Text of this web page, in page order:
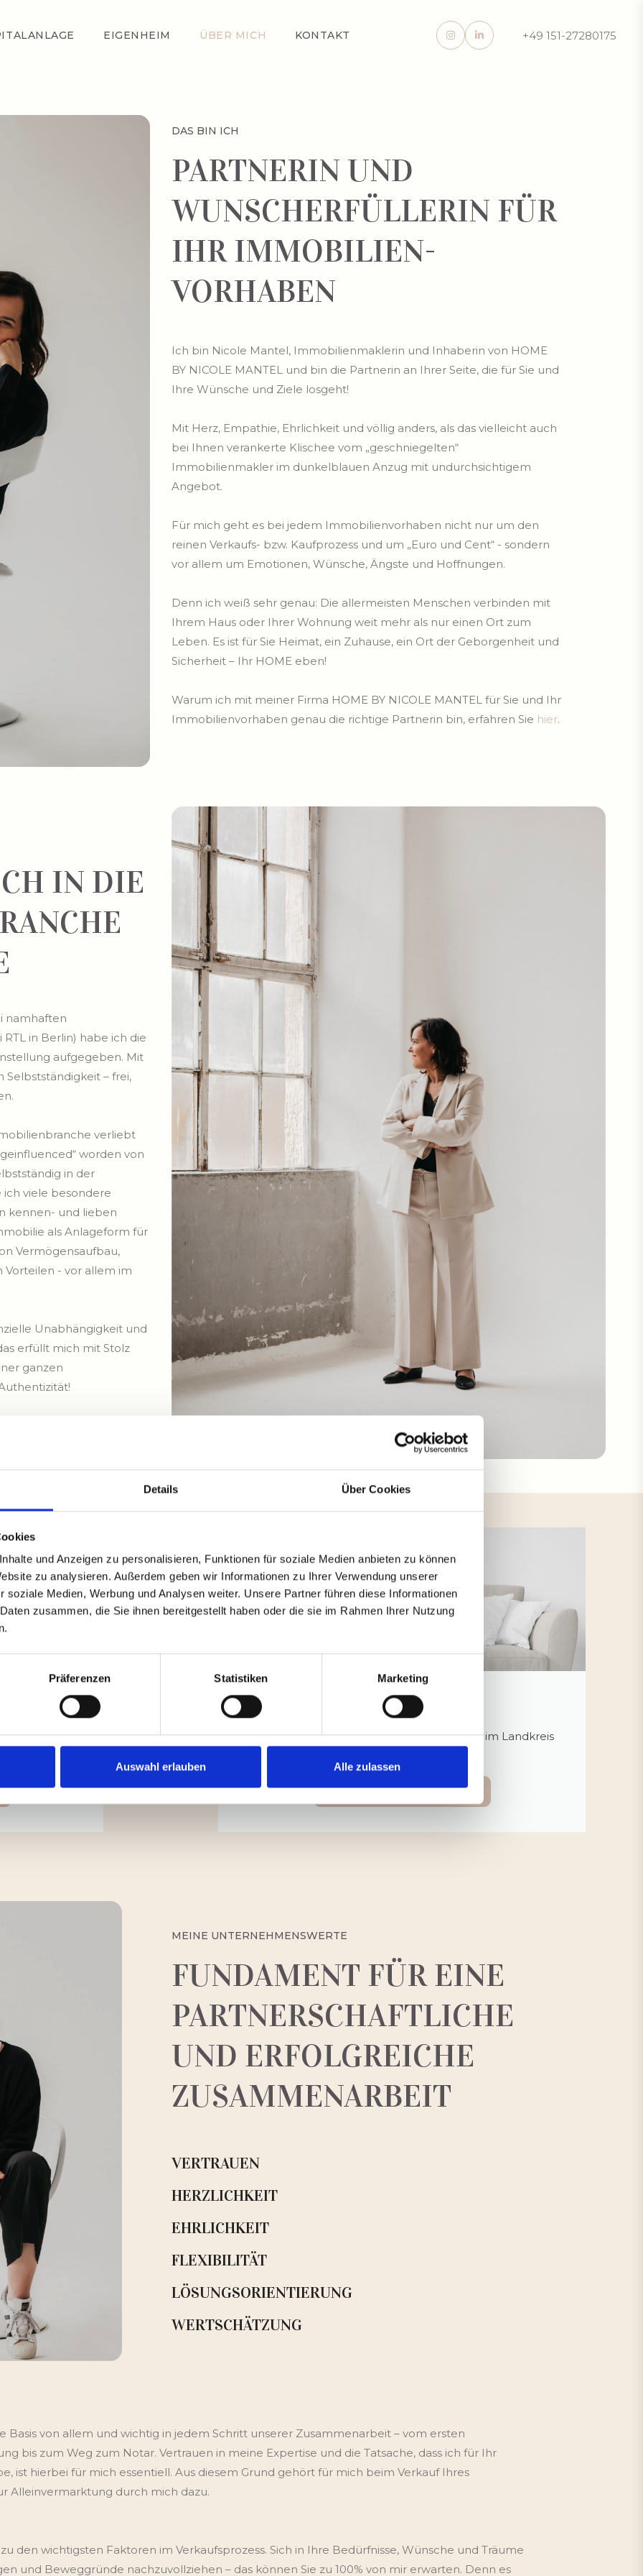
Details Über Cookies
und Anzeigen zu personalisieren, Funktionen für soziale Medien anbieten zu können
zu analysieren. Außerdem geben wir Informationen zu Ihrer Verwendung unserer
soziale Medien, Werbung und Analysen weiter. Unsere Partner führen diese Informationen
zusammen, die Sie ihnen bereitgestellt haben oder die sie im Rahmen Ihrer Nutzung
Präferenzen Statistiken Marketing
Auswahl erlauben Alle zulassen
EIGENHEIM ÜBER MICH KONTAKT +49 151-27280175
DAS BIN ICH
PARTNERIN UND
WUNSCHERFÜLLERIN FÜR
IHR IMMOBILIEN-
VORHABEN
Ich bin Nicole Mantel, Immobilienmaklerin und Inhaberin von HOME
BY NICOLE MANTEL und bin die Partnerin an Ihrer Seite, die für Sie und
Ihre Wünsche und Ziele losgeht!
Mit Herz, Empathie, Ehrlichkeit und völlig anders, als das vielleicht auch
bei Ihnen verankerte Klischee vom „geschniegelten“
Immobilienmakler im dunkelblauen Anzug mit undurchsichtigem
Angebot.
Für mich geht es bei jedem Immobilienvorhaben nicht nur um den
reinen Verkaufs- bzw. Kaufprozess und um „Euro und Cent“ - sondern
vor allem um Emotionen, Wünsche, Ängste und Hoffnungen.
Denn ich weiß sehr genau: Die allermeisten Menschen verbinden mit
Ihrem Haus oder Ihrer Wohnung weit mehr als nur einen Ort zum
Leben. Es ist für Sie Heimat, ein Zuhause, ein Ort der Geborgenheit und
Sicherheit – Ihr HOME eben!
Warum ich mit meiner Firma HOME BY NICOLE MANTEL für Sie und Ihr
Immobilienvorhaben genau die richtige Partnerin bin, erfahren Sie hier.
IN DIE
namhaften
in Berlin) habe ich die
aufgegeben. Mit
Selbstständigkeit – frei,
verliebt
worden von
in der
viele besondere
kennen- und lieben
als Anlageform für
Vermögensaufbau,
Vorteilen - vor allem im
Unabhängigkeit und
erfüllt mich mit Stolz
ganzen
(Neubau,
EIGENHEIM
Sie möchten ein Haus oder eine Wohnung im Landkreis
EIGENHEIM VERKAUFEN
MEINE UNTERNEHMENSWERTE
FUNDAMENT FÜR EINE
PARTNERSCHAFTLICHE
UND ERFOLGREICHE
ZUSAMMENARBEIT
VERTRAUEN
HERZLICHKEIT
EHRLICHKEIT
FLEXIBILITÄT
LÖSUNGSORIENTIERUNG
WERTSCHÄTZUNG
Basis von allem und wichtig in jedem Schritt unserer Zusammenarbeit – vom ersten
bis zum Weg zum Notar. Vertrauen in meine Expertise und die Tatsache, dass ich für Ihr
ist hierbei für mich essentiell. Aus diesem Grund gehört für mich beim Verkauf Ihres
Alleinvermarktung durch mich dazu.
den wichtigsten Faktoren im Verkaufsprozess. Sich in Ihre Bedürfnisse, Wünsche und Träume
und Beweggründe nachzuvollziehen – das können Sie zu 100% von mir erwarten. Denn es